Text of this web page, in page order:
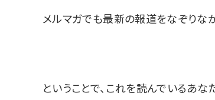
メルマガでも最新の報道をなぞりな
ということで、これを読んでいるあな